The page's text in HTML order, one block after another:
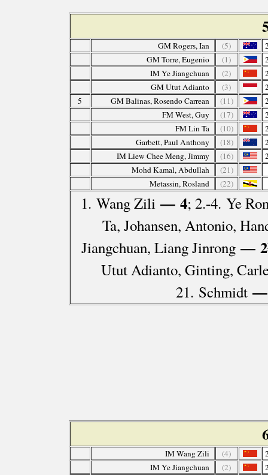
GM Rogers, Ian (5)
GM Torre, Eugenio
(1)
IM Ye Jiangchuan
(2)
GM Utut Adianto
(3)
5
GM Balinas, Rosendo Carrean (11)
FM West, Guy
(17)
FM Lin Ta
(10)
Garbett, Paul Anthony
(18)
IM Liew Chee Meng, Jimmy
(16)
Mohd Kamal, Abdullah
(21)
Metassin, Rosland
(22)
1. Wang Zili— 4; 2.-4. Ye
Ta, Johansen, Antonio,
Jiangchuan, Liang Jinrong—
Utut Adianto, Ginting,
21. Schmidt—
IM Wang Zili (4)
IM Ye Jiangchuan
(2)